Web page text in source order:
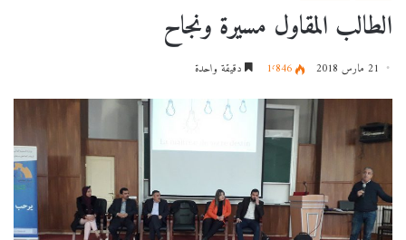
الطالب المقاول مسيرة ونجاح
21 مارس 2018 1٬846 دقيقة واحدة